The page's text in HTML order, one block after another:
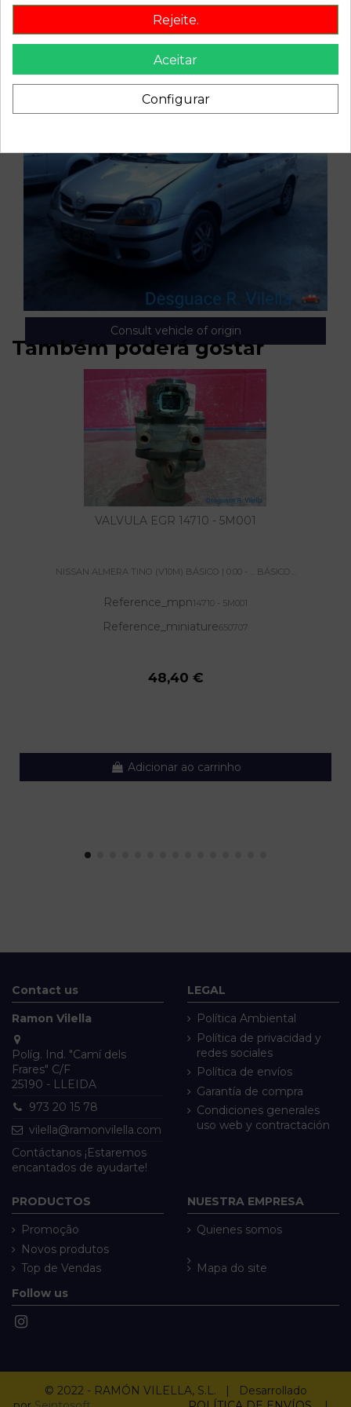
Consult vehicle of origin
Também poderá gostar
VALVULA EGR 14710 - 5M001
NISSAN ALMERA TINO (V10M) BÁSICO | 0.00 - ... BÁSICO...
Reference_mpn14710 - 5M001
Reference_miniature650707
48,40 €
Adicionar ao carrinho
Contact us
Ramon Vilella
Políg. Ind. "Camí dels
Frares" C/F
25190 - LLEIDA
973 20 15 78
vilella@ramonvilella.com
Contáctanos ¡Estaremos
encantados de ayudarte!
LEGAL
Política Ambiental
Política de privacidad y
redes sociales
Política de envíos
Garantía de compra
Condiciones generales
uso web y contractación
PRODUCTOS
Promoção
Novos produtos
Top de Vendas
NUESTRA EMPRESA
Quienes somos
Mapa do site
Follow us
© 2022 - RAMÓN VILELLA, S.L. | Desarrollado
Rejeite.
Aceitar
Configurar